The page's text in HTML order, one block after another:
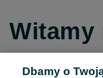
Witamy
Dbamy o